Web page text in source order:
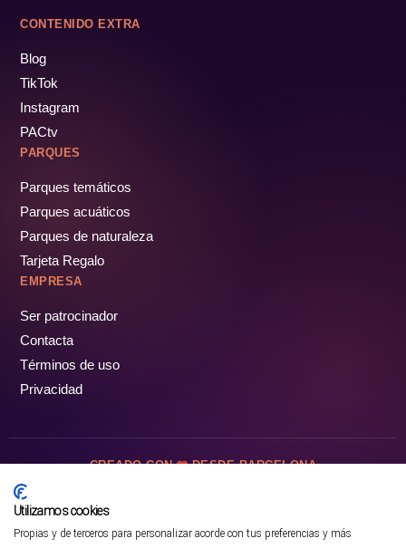
Mejor opción en SATOORDAY
CONTENIDO EXTRA
Blog
TikTok
Instagram
PACtv
PARQUES
Parques temáticos
Parques acuáticos
Parques de naturaleza
Tarjeta Regalo
EMPRESA
Ser patrocinador
Contacta
Términos de uso
Privacidad
CREADO CON DESDE BARCELONA
Utilizamos cookies
Propias y de terceros para personalizar acorde con tus preferencias y más